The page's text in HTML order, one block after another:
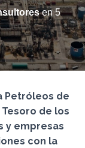
O
D
O
D
E
N
A
E
G
C
en5
Petróleos de
Tesoro de los
y empresas
con la